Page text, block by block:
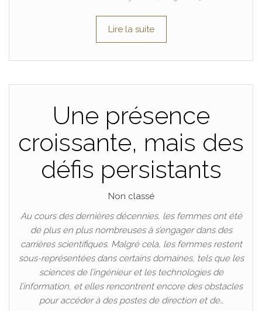
Lire la suite
Une présence
croissante, mais des
défis persistants
Non classé
Au cours des dernières décennies, les femmes ont été
de plus en plus nombreuses à s’engager dans des
carrières scientifiques. Malgré cela, les femmes restent
sous-représentées dans certains domaines, tels que les
sciences de l’ingénieur et les technologies de
l’information, et elles rencontrent encore des obstacles
pour accéder à des postes de direction et de…